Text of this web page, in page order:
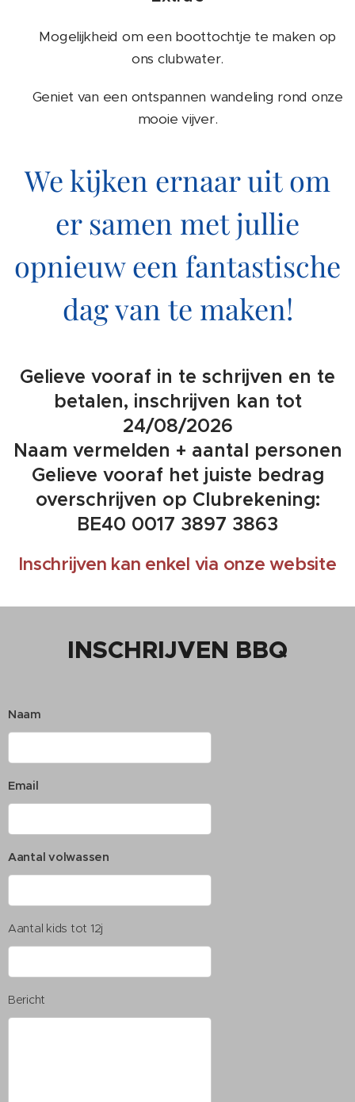
🚤 Mogelijkheid om een boottochtje te maken op
ons clubwater.
🌳 Geniet van een ontspannen wandeling rond onze
mooie vijver.
We kijken ernaar uit om
er samen met jullie
opnieuw een fantastische
dag van te maken!
Gelieve vooraf in te schrijven en te
betalen, inschrijven kan tot
24/08/2026
Naam vermelden + aantal personen
Gelieve vooraf het juiste bedrag
overschrijven op Clubrekening:
BE40 0017 3897 3863
Inschrijven kan enkel via onze website
INSCHRIJVEN BBQ
Naam
Email
Aantal volwassen
Aantal kids tot 12j
Bericht